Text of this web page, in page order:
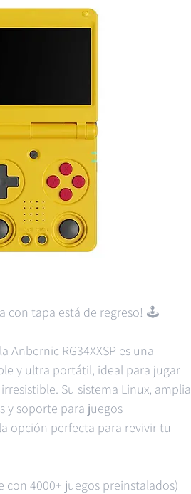
con tapa está de regreso! 🕹️
Anbernic RG34XXSP es una
y ultra portátil, ideal para jugar
Su sistema Linux, amplia
y soporte para juegos
opción perfecta para revivir tu
con 4000+ juegos preinstalados)